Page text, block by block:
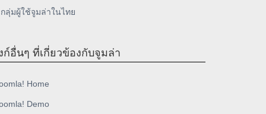
กลุ่มผู้ใช้จูมล่าในไทย
ก์อื่นๆ ที่เกี่ยวข้องกับจูมล่า
Home
Demo